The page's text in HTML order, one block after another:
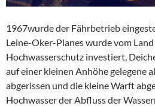
1967wurde der Fährbetrieb
Leine-Oker-Planes wurde vom
Hochwasserschutz investiert,
auf einer kleinen Anhöhe gelegene
abgerissen und die kleine Warft
Hochwasser der Abfluss der